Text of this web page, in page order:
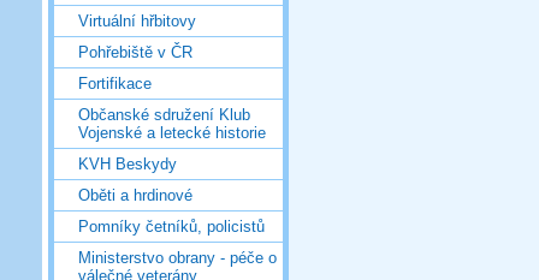
Virtuální hřbitovy
Pohřebiště v ČR
Fortifikace
Občanské sdružení Klub
Vojenské a letecké historie
KVH Beskydy
Oběti a hrdinové
Pomníky četníků, policistů
Ministerstvo obrany - péče o
válečné veterány